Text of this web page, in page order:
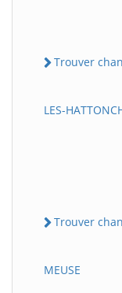
Trouver
LES-
Trouver
MEUSE